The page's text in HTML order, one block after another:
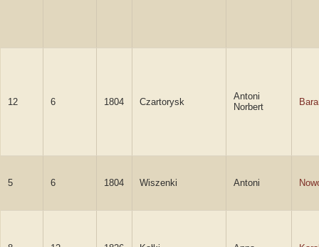
12 6 1804 Czartorysk
Antoni
Norbert
5 6 1804 Wiszenki Antoni